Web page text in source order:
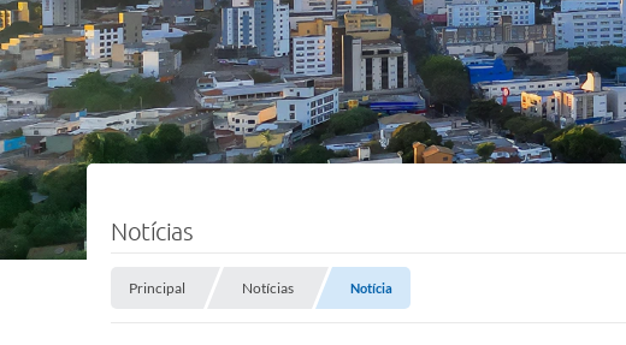
Notícias
Principal Notícias Notícia